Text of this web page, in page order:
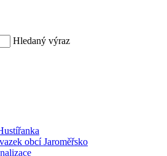
Hledaný výraz
obcí Jaroměřsko